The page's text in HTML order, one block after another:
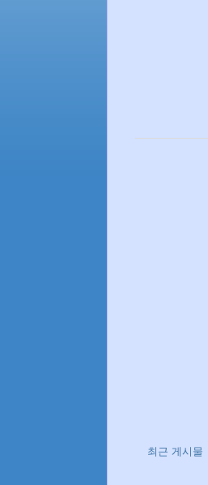
최근 게시물